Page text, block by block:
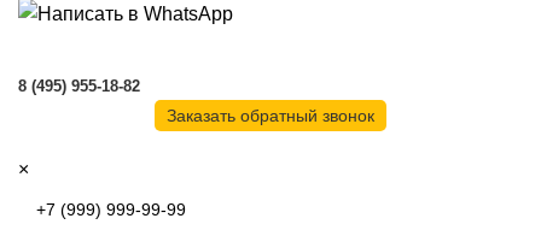
8 (495) 955-18-82
Заказать обратный звонок
×